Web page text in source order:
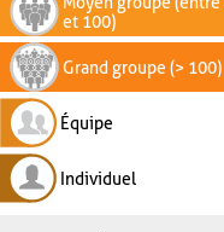
et 100)
Grand groupe (> 100)
Équipe
Individuel